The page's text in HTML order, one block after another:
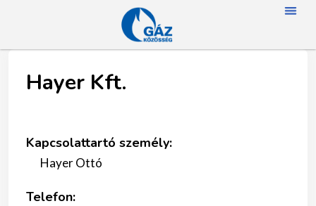
Hayer Kft.
Kapcsolattartó személy:
Hayer Ottó
Telefon: